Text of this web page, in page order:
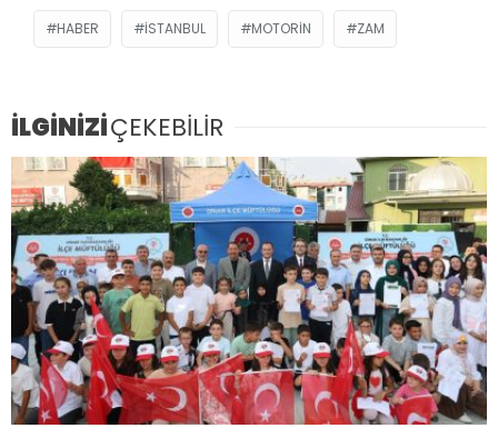
HABER ISTANBUL MOTORIN ZAM
İLGİNİZİÇEKEBİLİR